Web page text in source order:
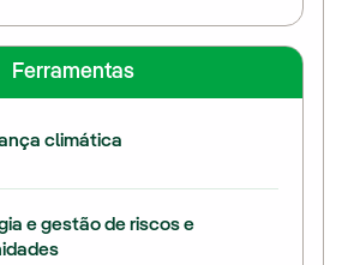
Ferramentas
climática
e gestão de riscos e